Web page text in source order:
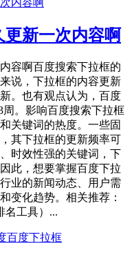
新一次内容啊
容啊百度搜索下拉框的
说，下拉框的内容更新
。也有观点认为，百度
。影响百度搜索下拉框
关键词的热度。一些固
其下拉框的更新频率可
时效性强的关键词，下
此，想要掌握百度下拉
业的新闻动态、用户需
变化趋势。相关推荐：
名工具）...
百度下拉框